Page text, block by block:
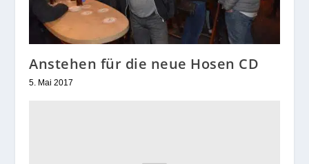
Anstehen für die neue Hosen CD
5. Mai 2017